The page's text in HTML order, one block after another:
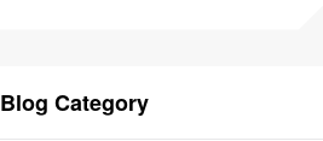
Blog Category